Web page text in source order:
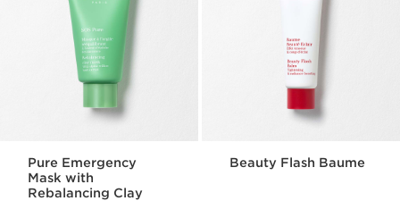
Pure Emergency
Mask with
Rebalancing Clay
Beauty Flash Baume